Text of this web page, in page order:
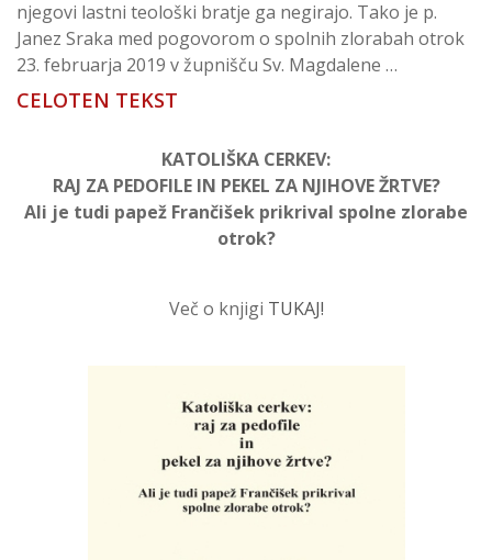
njegovi lastni teološki bratje ga negirajo. Tako je p.
Janez Sraka med pogovorom o spolnih zlorabah otrok
23. februarja 2019 v župnišču Sv. Magdalene …
CELOTEN TEKST
KATOLIŠKA CERKEV:
RAJ ZA PEDOFILE IN PEKEL ZA NJIHOVE ŽRTVE?
Ali je tudi papež Frančišek prikrival spolne zlorabe
otrok?
Več o knjigi TUKAJ!